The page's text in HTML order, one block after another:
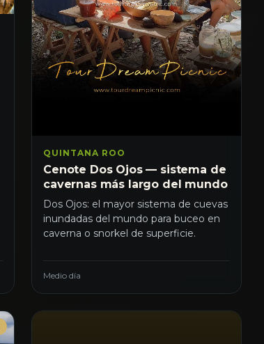
QUINTANA ROO
Cenote Dos Ojos — sistema de
cavernas más largo del mundo
Dos Ojos: el mayor sistema de cuevas
inundadas del mundo para buceo en
caverna o snorkel de superficie.
Medio día